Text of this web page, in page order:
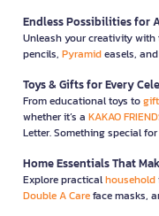
Endless Possibilities for
Unleash your creativity with
pencils, Pyramideasels, and
Toys & Gifts for Every
From educational toys to
whether it’s a KAKAO
Letter. Something special for
Home Essentials That
Explore practicalhousehold
Double A Careface masks,